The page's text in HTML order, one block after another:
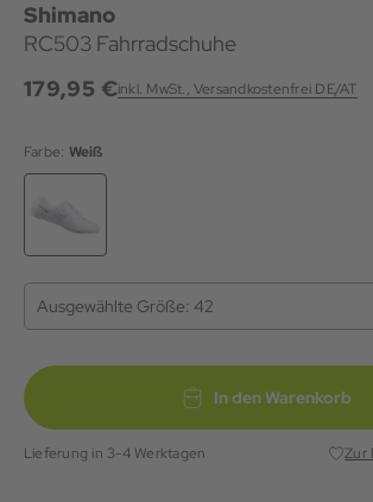
Shimano
RC503 Fahrradschuhe
179,95 €inkl. MwSt., Versandkostenfrei DE/AT
Farbe: Weiß
Ausgewählte Größe: 42
In den Warenkorb
Lieferung in 3-4 Werktagen Zur